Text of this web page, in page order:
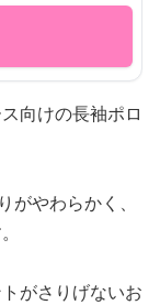
向けの長袖ポロ
やわらかく、
がさりげないお